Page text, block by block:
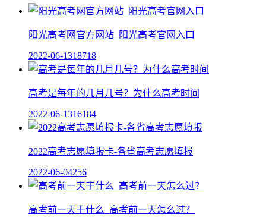
阳光高考网官方网站_阳光高考官网入口
2022-06-1318718
高考是每年的几月几号？为什么高考时间
2022-06-1316184
2022高考志愿填报卡-各省高考志愿填报
2022-06-04256
高考前一天干什么_高考前一天怎么过？